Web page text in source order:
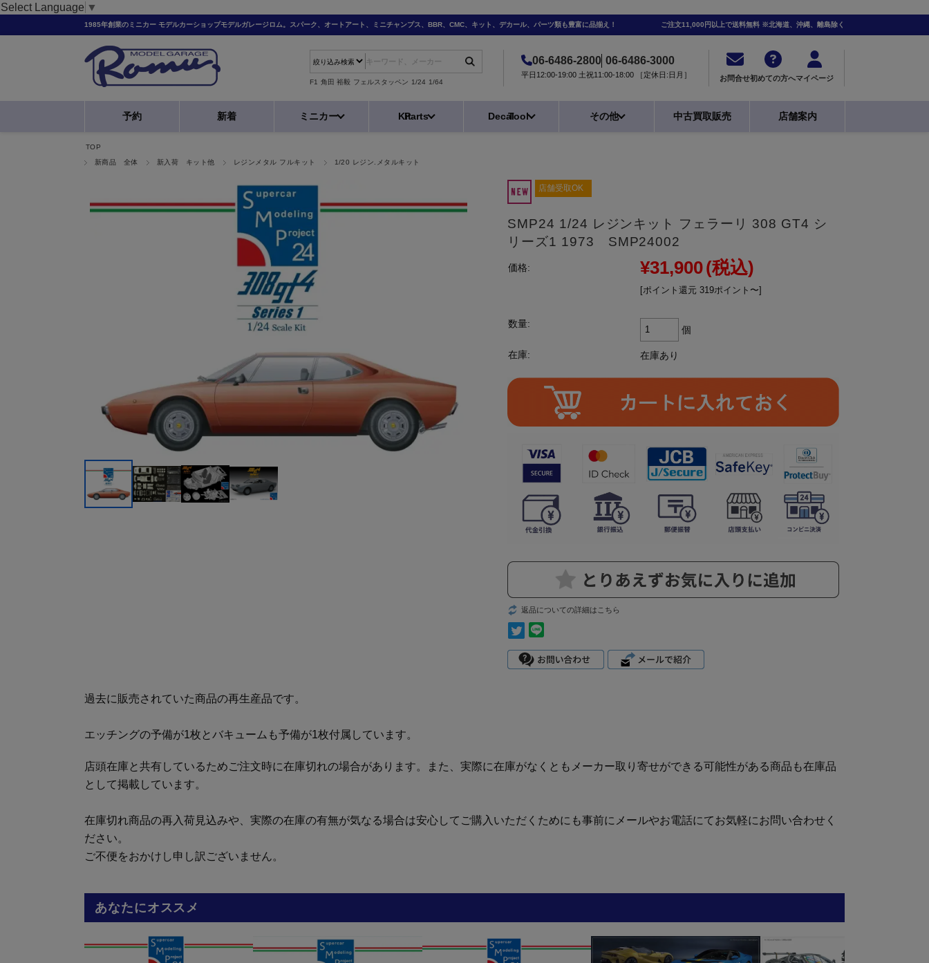
Select Language ▼
1985年創業のミニカー モデルカーショップモデルガレージロム。スパーク、オートアート、ミニチャンプス、BBR、CMC、キット、デカール、パーツ類も豊富に品揃え！ ご注文11,000円以上で送料無料 ※北海道、沖縄、離島除く
F1 角田 裕毅 フェルスタッペン 1/24 1/64
06-6486-2800 06-6486-3000
平日12:00-19:00 土祝11:00-18:00 ［定休日:日月］ お問合せ初めての方へマイページ
予約 新着 ミニカー KitParts DecalTool その他 中古買取販売 店舗案内
TOP
新商品 全体
新入荷 キット他 レジンメタル フルキット 1/20 レジン.メタルキット
店舗受取OK
SMP24 1/24 レジンキット フェラーリ 308 GT4 シ
リーズ1 1973 SMP24002
価格: ¥31,900(税込)
[ポイント還元 319ポイント〜]
数量:
個
在庫: 在庫あり
返品についての詳細はこちら
過去に販売されていた商品の再生産品です。
エッチングの予備が1枚とバキュームも予備が1枚付属しています。
店頭在庫と共有しているためご注文時に在庫切れの場合があります。また、実際に在庫がなくともメーカー取り寄せができる可能性がある商品も在庫品
として掲載しています。
在庫切れ商品の再入荷見込みや、実際の在庫の有無が気なる場合は安心してご購入いただくためにも事前にメールやお電話にてお気軽にお問い合わせく
ださい。
ご不便をおかけし申し訳ございません。
あなたにオススメ